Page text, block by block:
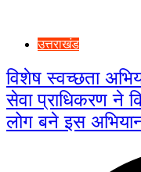
उत्तराखंड
विशेष स्वच्छता
सेवा प्राधिकरण ने
लोग बने इस